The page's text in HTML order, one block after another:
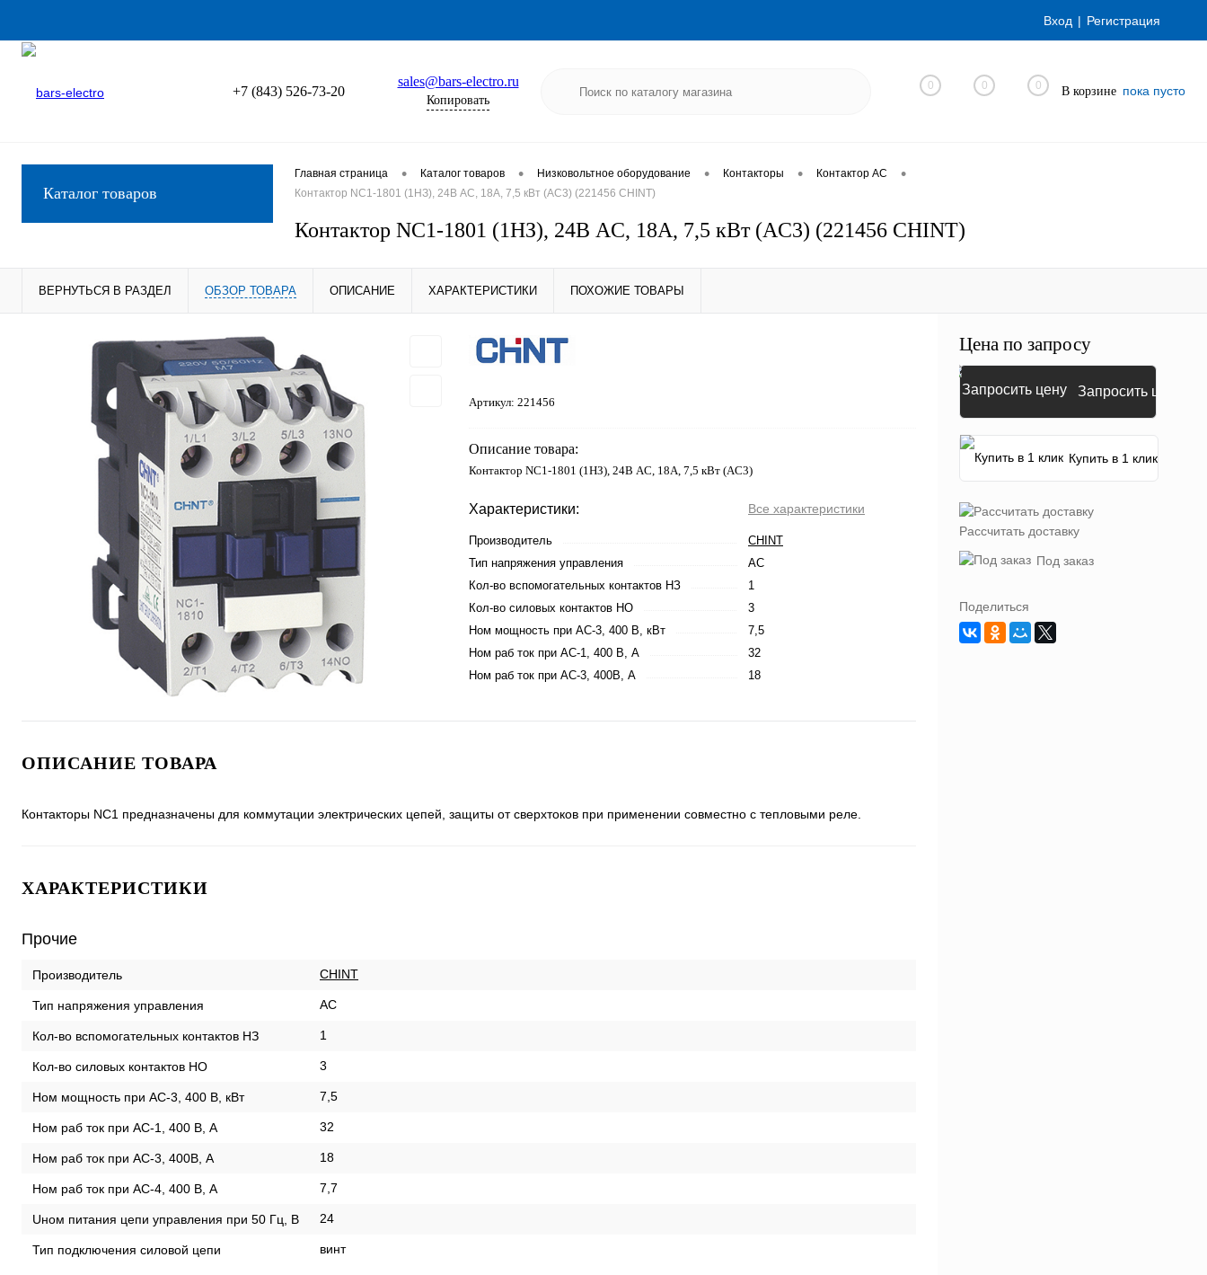
Вход Регистрация
+7 (843) 526-73-20
sales@bars-electro.ru
Копировать
0 0 0 В корзине пока пусто
Каталог товаров
Главная страница • Каталог товаров • Низковольтное оборудование • Контакторы • Контактор AC •
Контактор NC1-1801 (1НЗ), 24В AC, 18А, 7,5 кВт (AC3) (221456 CHINT)
Контактор NC1-1801 (1НЗ), 24В AC, 18А, 7,5 кВт (AC3) (221456 CHINT)
ВЕРНУТЬСЯ В РАЗДЕЛ ОБЗОР ТОВАРА ОПИСАНИЕ ХАРАКТЕРИСТИКИ ПОХОЖИЕ ТОВАРЫ
Артикул: 221456
Описание товара:
Контактор NC1-1801 (1НЗ), 24В AC, 18А, 7,5 кВт (AC3)
Характеристики: Все характеристики
Производитель
CHINT
Тип напряжения управления
AC
Кол-во вспомогательных контактов НЗ
1
Кол-во силовых контактов НО
3
Ном мощность при AC-3, 400 В, кВт
7,5
Ном раб ток при AC-1, 400 В, А
32
Ном раб ток при AC-3, 400В, А
18
ОПИСАНИЕ ТОВАРА
Контакторы NC1 предназначены для коммутации электрических цепей, защиты от сверхтоков при применении совместно с тепловыми реле.
ХАРАКТЕРИСТИКИ
Прочие
Производитель CHINT
Тип напряжения управления AC
Кол-во вспомогательных контактов НЗ 1
Кол-во силовых контактов НО 3
Ном мощность при AC-3, 400 В, кВт 7,5
Ном раб ток при AC-1, 400 В, А 32
Ном раб ток при AC-3, 400В, А 18
Ном раб ток при AC-4, 400 В, А 7,7
Uном питания цепи управления при 50 Гц, В 24
Тип подключения силовой цепи винт
Цена по запросу
Запросить цену
Купить в 1 клик
Рассчитать доставку
Под заказ
Поделиться